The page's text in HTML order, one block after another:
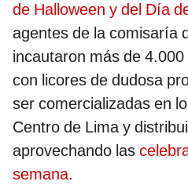
de Halloween y del Día
agentes de la comisaría
incautaron más de
con licores de dudosa
ser comercializadas en
Centro de Lima y
aprovechando las
semana.